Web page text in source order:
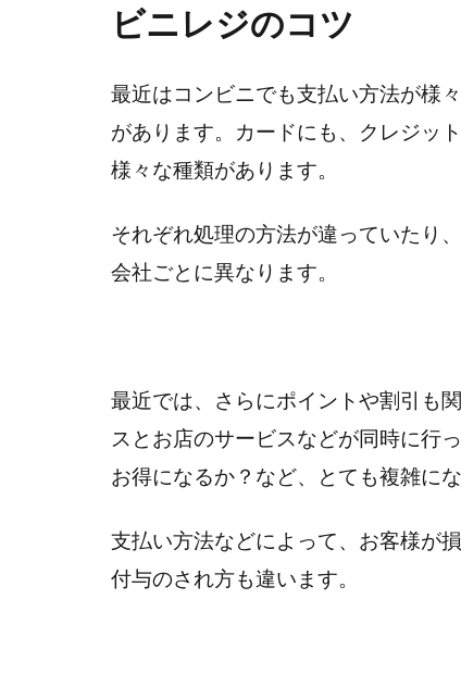
ビニレジのコツ
最近はコンビニでも支払い方法が様
があります。カードにも、クレジッ
様々な種類があります。
それぞれ処理の方法が違っていたり
会社ごとに異なります。
最近では、さらにポイントや割引も
スとお店のサービスなどが同時に行
お得になるか？など、とても複雑に
支払い方法などによって、お客様が
付与のされ方も違います。